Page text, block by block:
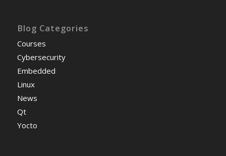
Blog Categories
Courses
Cybersecurity
Embedded
Linux
News
Qt
Yocto